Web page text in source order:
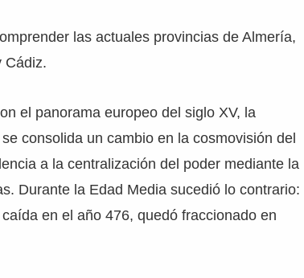
las actuales provincias de Almería,
Cádiz.
el panorama europeo del siglo XV, la
consolida un cambio en la cosmovisión del
a la centralización del poder mediante la
Durante la Edad Media sucedió lo contrario:
en el año 476, quedó fraccionado en